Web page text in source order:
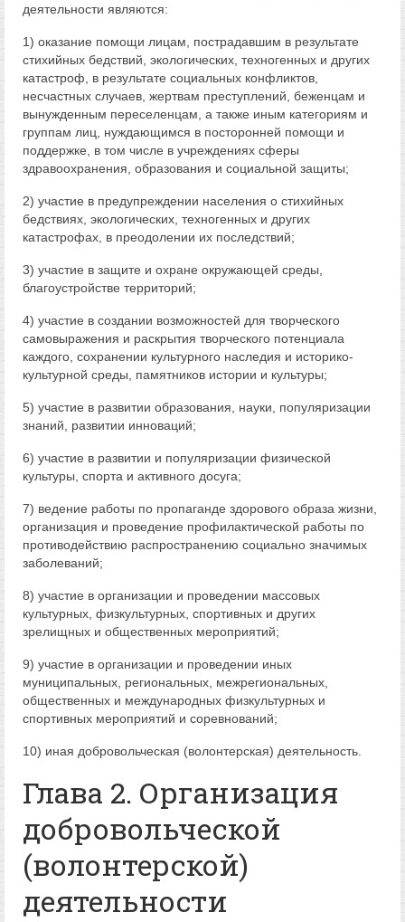
деятельности являются:
1) оказание помощи лицам, пострадавшим в результате
стихийных бедствий, экологических, техногенных и других
катастроф, в результате социальных конфликтов,
несчастных случаев, жертвам преступлений, беженцам и
вынужденным переселенцам, а также иным категориям и
группам лиц, нуждающимся в посторонней помощи и
поддержке, в том числе в учреждениях сферы
здравоохранения, образования и социальной защиты;
2) участие в предупреждении населения о стихийных
бедствиях, экологических, техногенных и других
катастрофах, в преодолении их последствий;
3) участие в защите и охране окружающей среды,
благоустройстве территорий;
4) участие в создании возможностей для творческого
самовыражения и раскрытия творческого потенциала
каждого, сохранении культурного наследия и историко-
культурной среды, памятников истории и культуры;
5) участие в развитии образования, науки, популяризации
знаний, развитии инноваций;
6) участие в развитии и популяризации физической
культуры, спорта и активного досуга;
7) ведение работы по пропаганде здорового образа жизни,
организация и проведение профилактической работы по
противодействию распространению социально значимых
заболеваний;
8) участие в организации и проведении массовых
культурных, физкультурных, спортивных и других
зрелищных и общественных мероприятий;
9) участие в организации и проведении иных
муниципальных, региональных, межрегиональных,
общественных и международных физкультурных и
спортивных мероприятий и соревнований;
10) иная добровольческая (волонтерская) деятельность.
Глава 2. Организация
добровольческой
(волонтерской)
деятельности